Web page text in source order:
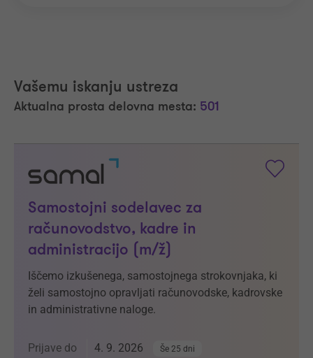
Vašemu iskanju ustreza
Aktualna prosta delovna mesta: 501
Samostojni sodelavec za
računovodstvo, kadre in
administracijo (m/ž)
Iščemo izkušenega, samostojnega strokovnjaka, ki
želi samostojno opravljati računovodske, kadrovske
in administrativne naloge.
Prijave do 4. 9. 2026 Še 25 dni